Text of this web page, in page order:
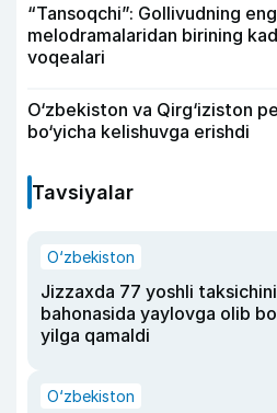
“Tansoqchi”: Gollivudning
melodramalaridan birining
voqealari
O‘zbekiston va Qirg‘iziston
bo‘yicha kelishuvga erishdi
Tavsiyalar
O‘zbekiston
Jizzaxda 77 yoshli
bahonasida yaylovga olib
yilga qamaldi
O‘zbekiston